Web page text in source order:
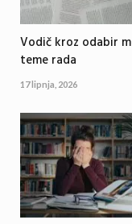
Vodič kroz odabir
teme rada
17 lipnja, 2026